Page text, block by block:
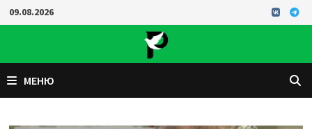
Перейти
к
09.08.2026
МЕНЮ